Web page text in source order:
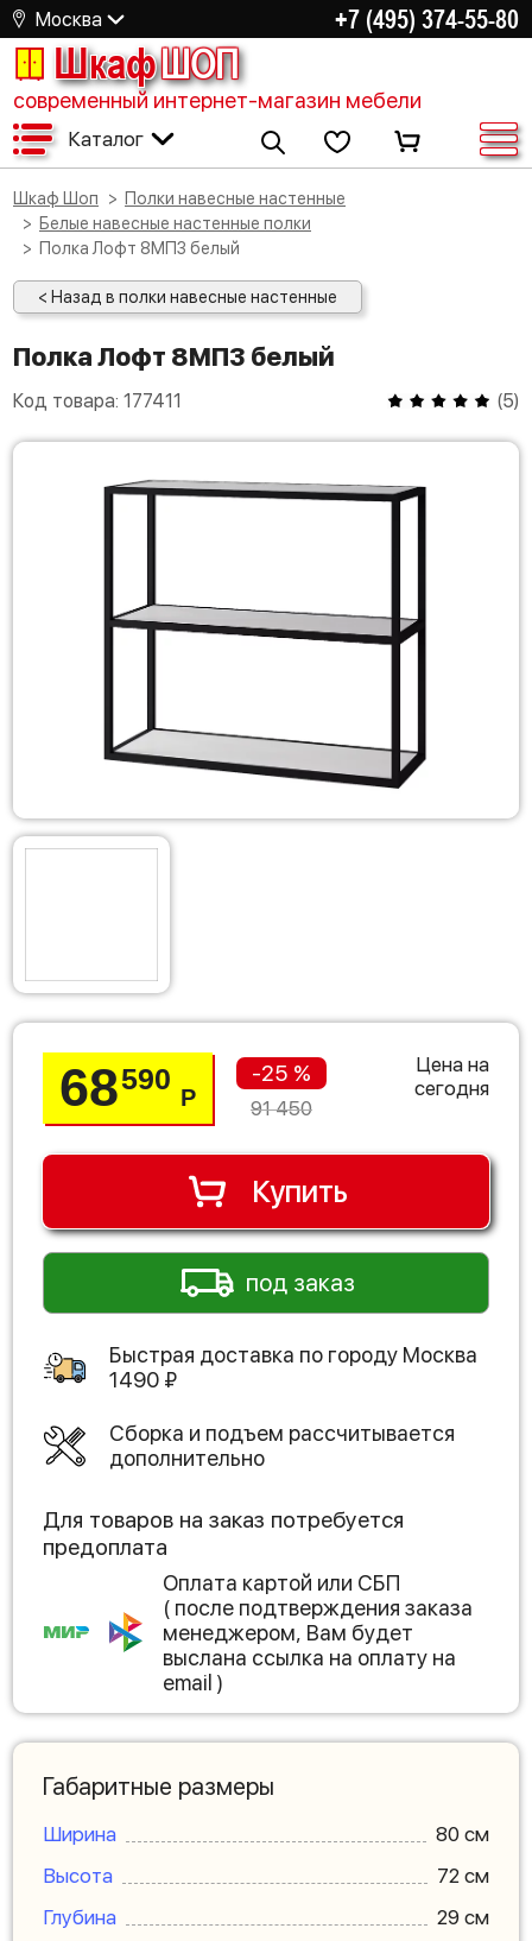
Москва +7 (495) 374-55-80
ШкафШОП
современный интернет-магазин мебели
Каталог
Шкаф Шоп
Полки навесные настенные
Белые навесные настенные полки
Полка Лофт 8МП3 белый
< Назад в полки навесные настенные
Полка Лофт 8МП3 белый
Код товара: 177411 (5)
68590
Р
-25 %
91 450
Цена на
сегодня
Купить
под заказ
Быстрая доставка по городу Москва
1490 ₽
Сборка и подъем рассчитывается
дополнительно
Для товаров на заказ потребуется
предоплата
Оплата картой или СБП
( после подтверждения заказа
менеджером, Вам будет
выслана ссылка на оплату на
email )
Габаритные размеры
Ширина
80 см
Высота
72 см
Глубина
29 см